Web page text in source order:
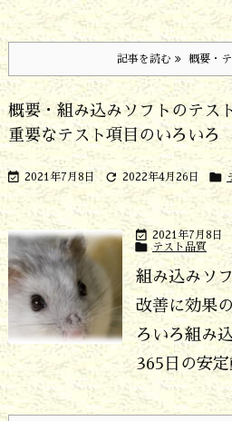
記事を読む 概要・テ
概要・組み込みソフトのテス
重要なテスト項目のいろいろ
 2021年7月8日  2022年4月26日 
 2021年7月8日
 テスト品質
組み込みソ
改善に効果
ろいろ組み
365日の安